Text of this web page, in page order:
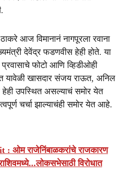
ठाकरे आज विमानानं नागपूरला रवाना
देवेंद्र फडणवीस हेही होते. या
प्रवासाचे फोटो आणि व्हिडीओही
खासदार संजय राऊत, अनिल
उपस्थित असल्याचं समोर येत
चर्चा झाल्याचंही समोर येत आहे.
ओम राजेनिंबाळकरांचे राजकारण
विरोधात